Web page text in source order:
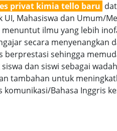
privat kimia tello baru
UI, Mahasiswa dan
ilmu yang lebih
secara
sehingga
dan siswi sebagai
tambahan untuk
Bahasa Inggris